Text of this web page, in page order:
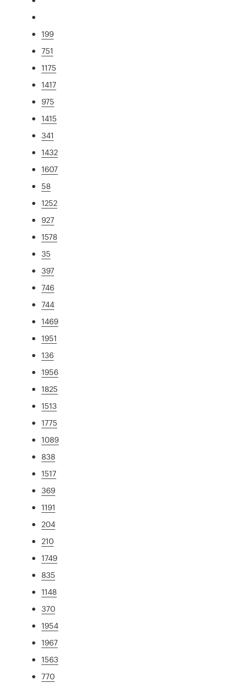
199
751
1175
1417
975
1415
341
1432
1607
58
1252
927
1578
35
397
746
744
1469
1951
136
1956
1825
1513
1775
1089
838
1517
369
1191
204
210
1749
835
1148
370
1954
1967
1563
770